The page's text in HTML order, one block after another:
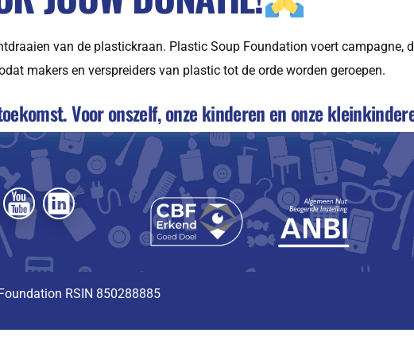
van de plastickraan. Plastic Soup Foundation voert campagne,
makers en verspreiders van plastic tot de orde worden geroepen.
Voor onszelf, onze kinderen en onze
RSIN 850288885